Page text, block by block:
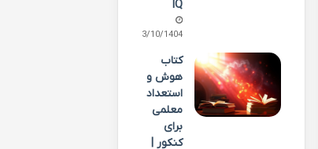
IQ
13/10/1404
کتاب
هوش و
استعداد
معلمی
برای
کنکور |